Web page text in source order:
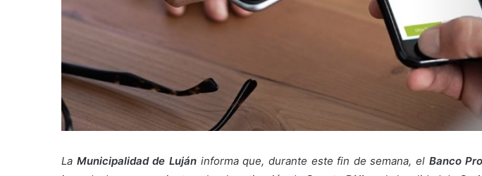
La Municipalidad de Lujáninforma que, durante este fin de semana, el Banco